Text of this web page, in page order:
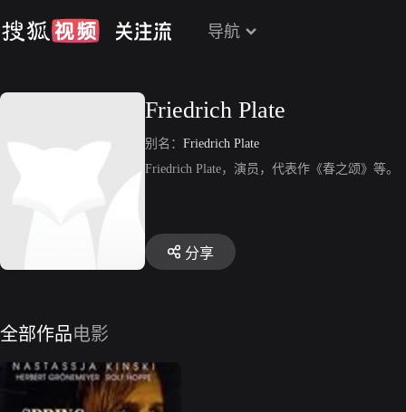
导航
Friedrich Plate
别名： Friedrich Plate
Friedrich Plate，演员，代表作《春之颂》等。
分享
全部作品电影